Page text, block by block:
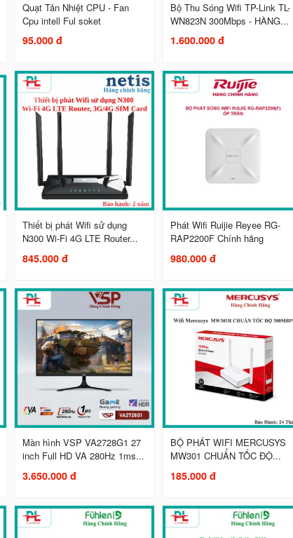
Quạt Tản Nhiệt CPU - Fan
Cpu intell Ful soket
95.000 đ
Bộ Thu Sóng Wifi TP-Link TL-
WN823N 300Mbps - HÀNG...
1.600.000 đ
Thiết bị phát Wifi sử dụng
N300 Wi-Fi 4G LTE Router...
845.000 đ
Phát Wifi Ruijie Reyee RG-
RAP2200F Chính hãng
980.000 đ
Màn hình VSP VA2728G1 27
inch Full HD VA 280Hz 1ms...
3.650.000 đ
BỘ PHÁT WIFI MERCUSYS
MW301 CHUẨN TỐC ĐỘ...
185.000 đ